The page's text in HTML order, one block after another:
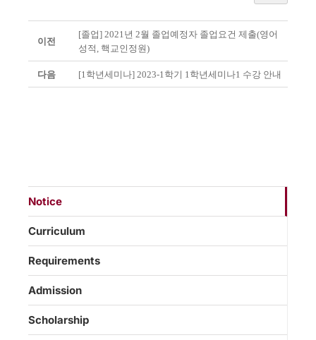
이전
[졸업] 2021년 2월 졸업예정자 졸업요건 제출(영어
성적, 핵교인정원)
다음 [1학년세미나] 2023-1학기 1학년세미나1 수강 안내
Notice
Curriculum
Requirements
Admission
Scholarship